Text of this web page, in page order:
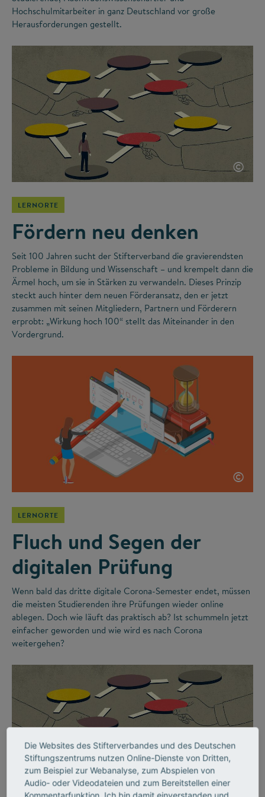
Hochschulmitarbeiter in ganz Deutschland vor große
Herausforderungen gestellt.
©
LERNORTE
Fördern neu denken
Seit 100 Jahren sucht der Stifterverband die gravierendsten
Probleme in Bildung und Wissenschaft – und krempelt dann die
Ärmel hoch, um sie in Stärken zu verwandeln. Dieses Prinzip
steckt auch hinter dem neuen Förderansatz, den er jetzt
zusammen mit seinen Mitgliedern, Partnern und Förderern
erprobt: „Wirkung hoch 100“ stellt das Miteinander in den
Vordergrund.
©
LERNORTE
Fluch und Segen der
digitalen Prüfung
Wenn bald das dritte digitale Corona-Semester endet, müssen
die meisten Studierenden ihre Prüfungen wieder online
ablegen. Doch wie läuft das praktisch ab? Ist schummeln jetzt
einfacher geworden und wie wird es nach Corona
weitergehen?
Die Websites des Stifterverbandes und des Deutschen
Stiftungszentrums nutzen Online-Dienste von Dritten,
zum Beispiel zur Webanalyse, zum Abspielen von
Audio- oder Videodateien und zum Bereitstellen einer